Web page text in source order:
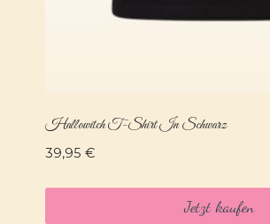
Hallowitch T-Shirt In Schwarz
39,95 €
Jetzt kaufen